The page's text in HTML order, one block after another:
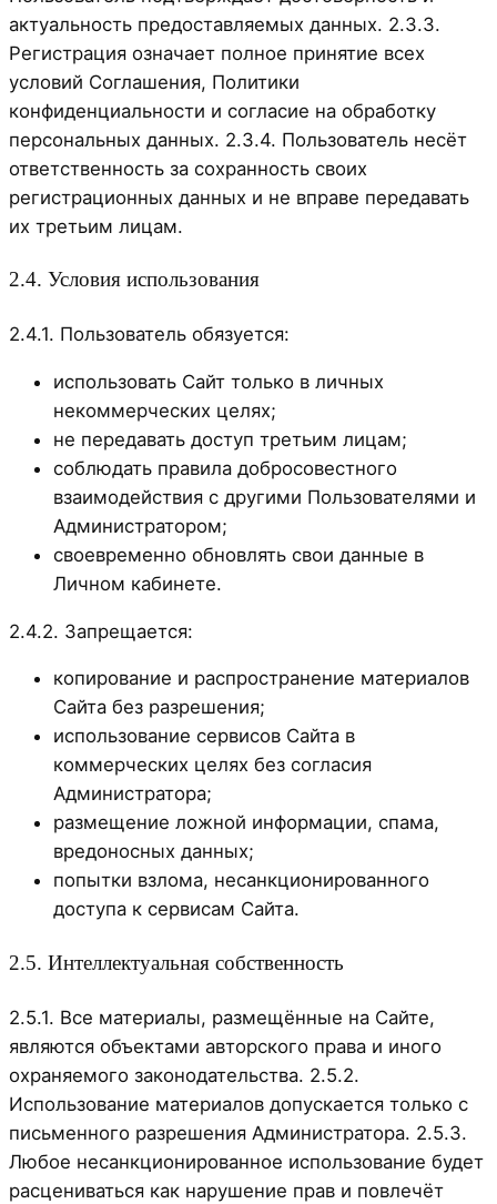
актуальность предоставляемых данных. 2.3.3.
Регистрация означает полное принятие всех
условий Соглашения, Политики
конфиденциальности и согласие на обработку
персональных данных. 2.3.4. Пользователь несёт
ответственность за сохранность своих
регистрационных данных и не вправе передавать
их третьим лицам.
2.4. Условия использования
2.4.1. Пользователь обязуется:
использовать Сайт только в личных
некоммерческих целях;
не передавать доступ третьим лицам;
соблюдать правила добросовестного
взаимодействия с другими Пользователями и
Администратором;
своевременно обновлять свои данные в
Личном кабинете.
2.4.2. Запрещается:
копирование и распространение материалов
Сайта без разрешения;
использование сервисов Сайта в
коммерческих целях без согласия
Администратора;
размещение ложной информации, спама,
вредоносных данных;
попытки взлома, несанкционированного
доступа к сервисам Сайта.
2.5. Интеллектуальная собственность
2.5.1. Все материалы, размещённые на Сайте,
являются объектами авторского права и иного
охраняемого законодательства. 2.5.2.
Использование материалов допускается только с
письменного разрешения Администратора. 2.5.3.
Любое несанкционированное использование будет
расцениваться как нарушение прав и повлечёт